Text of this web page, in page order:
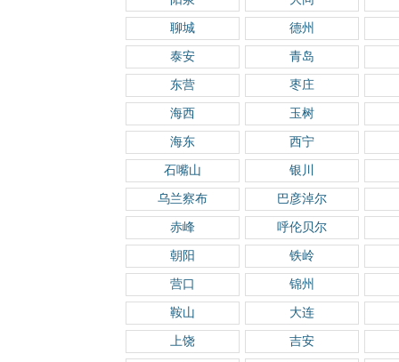
聊城 德州
泰安 青岛
东营 枣庄
海西 玉树
海东 西宁
石嘴山 银川
乌兰察布 巴彦淖尔
赤峰 呼伦贝尔
朝阳 铁岭
营口 锦州
鞍山 大连
上饶 吉安